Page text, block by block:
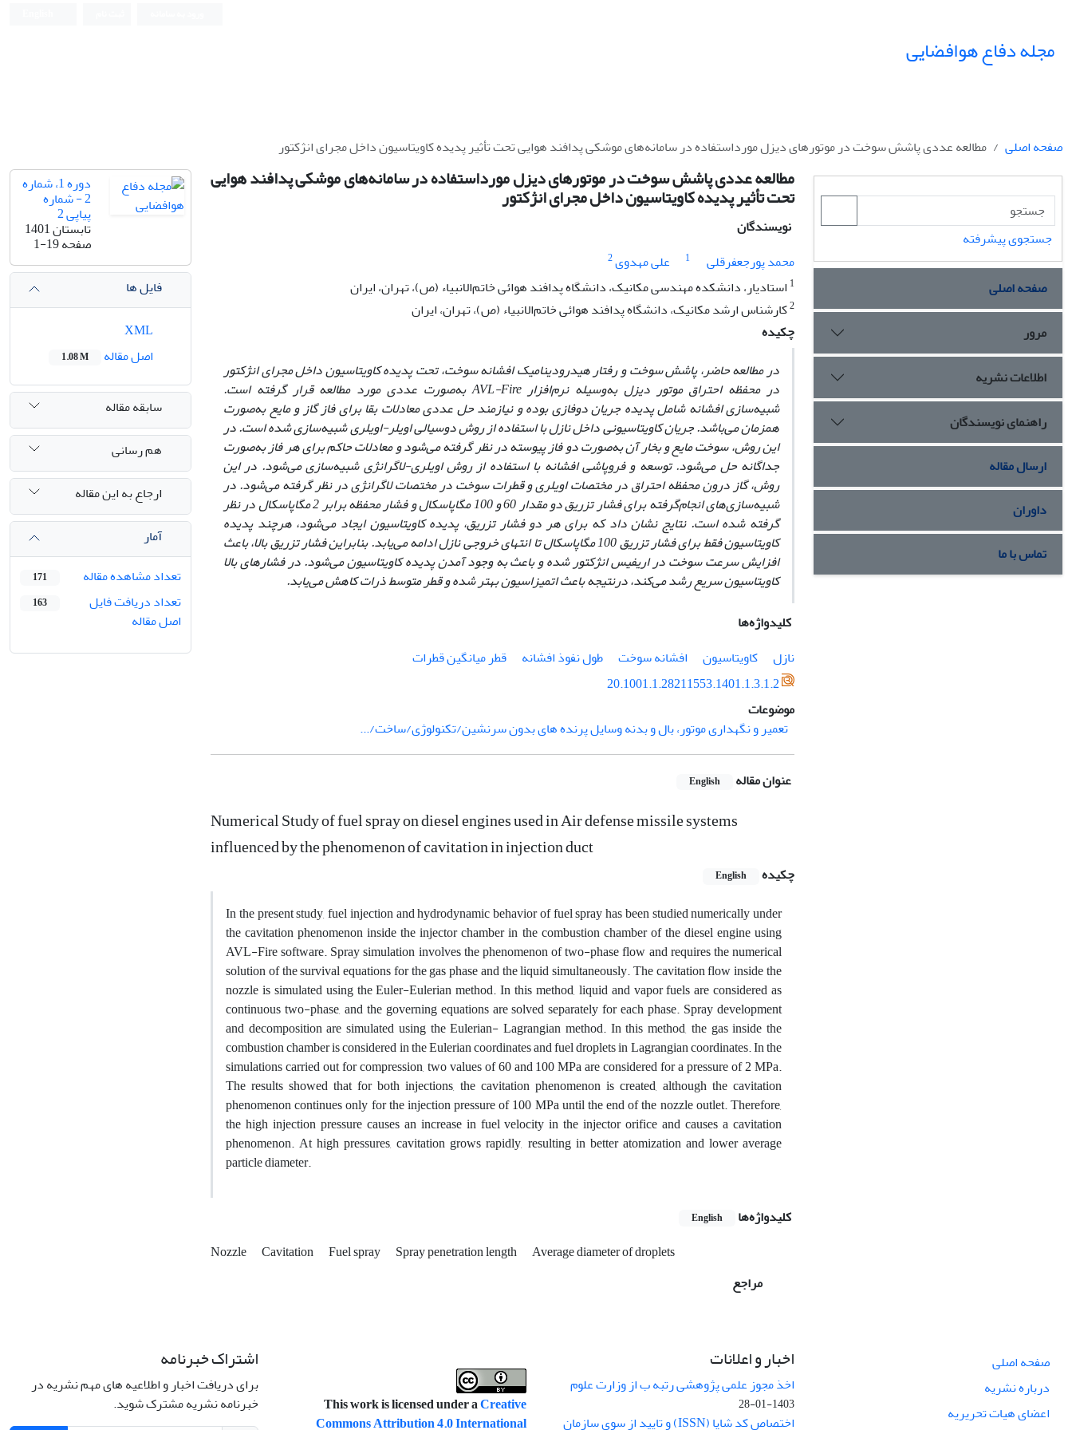
مجله دفاع هوافضایی
صفحه اصلی مطالعه عددی پاشش سوخت در موتورهای دیزل مورداستفاده در سامانه‌های موشکی پدافند هوایی تحت تأثیر پدیده کاویتاسیون داخل مجرای انژکتور
مطالعه عددی پاشش سوخت در موتورهای دیزل مورداستفاده در سامانه‌های موشکی پدافند هوایی
تحت تأثیر پدیده کاویتاسیون داخل مجرای انژکتور
نویسندگان
محمد پورجعفرقلی
1 علی مهدوی2
1 استادیار، دانشکده مهندسی مکانیک، دانشگاه پدافند هوائی خاتم‌الانبیاء (ص)، تهران، ایران
2کارشناس ارشد مکانیک، دانشگاه پدافند هوائی خاتم‌الانبیاء (ص)، تهران، ایران
چکیده
در مطالعه حاضر، پاشش سوخت و رفتار هیدرودینامیک افشانه سوخت، تحت پدیده کاویتاسیون داخل مجرای انژکتور
در محفظه احتراق موتور دیزل به‌وسیله نرم‌افزارAVL-Fireبه‌صورت عددی مورد مطالعه قرار گرفته است.
شبیه‌سازی افشانه شامل پدیده جریان دوفازی بوده و نیازمند حل عددی معادلات بقا برای فاز گاز و مایع به‌صورت
همزمان می‌باشد.جریان کاویتاسیونی داخل نازل با استفاده از روش دوسیالی اویلر-اویلری شبیه‌سازی شده است. در
این روش، سوخت مایع و بخار آن به‌صورت دو فاز پیوسته در نظر گرفته می‌شود و معادلات حاکم برای هر فاز به‌صورت
جداگانه حل می‌شود. توسعه و فروپاشی افشانه با استفاده از روش اویلری-لاگرانژی شبیه‌سازی می‌شود. در این
روش، گاز درون محفظه احتراق در مختصات اویلری و قطرات سوخت در مختصات لاگرانژی در نظر گرفته می‌شود. در
شبیه‌سازی‌های انجام‌گرفته برای فشار تزریق دو مقدار 60 و 100 مگاپاسکال و فشار محفظه برابر 2 مگاپاسکال در نظر
گرفته شده است. نتایج نشان داد که برای هر دو فشار تزریق، پدیده کاویتاسیون ایجاد می‌شود، هرچند پدیده
کاویتاسیون فقط برای فشار تزریق 100 مگاپاسکال تا انتهای خروجی نازل ادامه می‌یابد. بنابراین فشار تزریق بالا، باعث
افزایش سرعت سوخت در اریفیس انژکتور شده و باعث به وجود آمدن پدیده کاویتاسیون می‌شود. در فشارهای بالا
کاویتاسیون سریع رشد می‌کند، درنتیجه باعث اتمیزاسیون بهتر شده و قطر متوسط ذرات کاهش می‌یابد.
کلیدواژه‌ها
نازل
کاویتاسیون افشانه سوخت طول نفوذ افشانه
قطر میانگین قطرات
20.1001.1.28211553.1401.1.3.1.2
موضوعات
تعمیر و نگهداری موتور، بال و بدنه وسایل پرنده های بدون سرنشین/تکنولوژی/ساخت/...
عنوان مقاله English
Numerical Study of fuel spray on diesel engines used in Air defense missile systems
influenced by the phenomenon of cavitation in injection duct
چکیده English
In the present study, fuel injection and hydrodynamic behavior of fuel spray has been studied numerically under
the cavitation phenomenon inside the injector chamber in the combustion chamber of the diesel engine using
AVL-Fire software. Spray simulation involves the phenomenon of two-phase flow and requires the numerical
solution of the survival equations for the gas phase and the liquid simultaneously. The cavitation flow inside the
nozzle is simulated using the Euler-Eulerian method. In this method, liquid and vapor fuels are considered as
continuous two-phase, and the governing equations are solved separately for each phase. Spray development
and decomposition are simulated using the Eulerian- Lagrangian method. In this method, the gas inside the
combustion chamber is considered in the Eulerian coordinates and fuel droplets in Lagrangian coordinates. In the
simulations carried out for compression, two values of 60 and 100 MPa are considered for a pressure of 2 MPa.
The results showed that for both injections, the cavitation phenomenon is created, although the cavitation
phenomenon continues only for the injection pressure of 100 MPa until the end of the nozzle outlet. Therefore,
the high injection pressure causes an increase in fuel velocity in the injector orifice and causes a cavitation
phenomenon. At high pressures, cavitation grows rapidly, resulting in better atomization and lower average
particle diameter.
کلیدواژه‌ها English
Nozzle Cavitation Fuel spray Spray penetration length
Average diameter of droplets
مراجع
دوره 1، شماره
2 - شماره
پیاپی 2
تابستان 1401
صفحه1-19
فایل ها
اصل مقاله
1.08 M
سابقه مقاله
هم رسانی
ارجاع به این مقاله
آمار
تعداد مشاهده مقاله
171
تعداد دریافت فایل
اصل مقاله
163
جستجوی پیشرفته
صفحه اصلی
مرور
اطلاعات نشریه
راهنمای نویسندگان
ارسال مقاله
داوران
تماس با ما
صفحه اصلی
درباره نشریه
اعضای هیات تحریریه
اخبار و اعلانات
اخذ مجوز علمی پژوهشی رتبه ب از وزارت علوم
1403-01-28
اختصاص کد شاپا (ISSN) و تایید از سوی سازمان
This work is licensed under aCreative
Commons Attribution 4.0 International
اشتراک خبرنامه
برای دریافت اخبار و اطلاعیه های مهم نشریه در
خبرنامه نشریه مشترک شوید.